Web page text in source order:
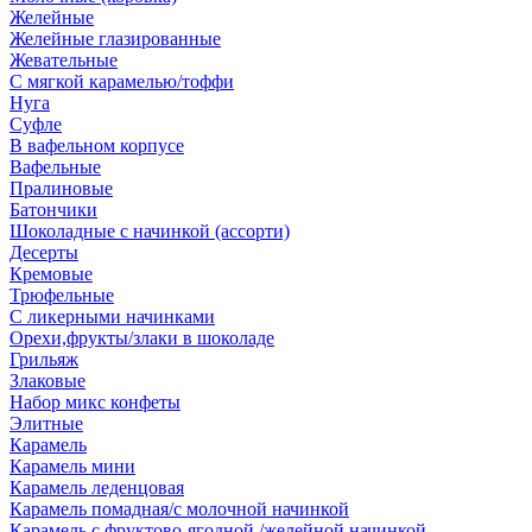
Желейные
Желейные глазированные
Жевательные
С мягкой карамелью/тоффи
Нуга
Суфле
В вафельном корпусе
Вафельные
Пралиновые
Батончики
Шоколадные с начинкой (ассорти)
Десерты
Кремовые
Трюфельные
С ликерными начинками
Орехи,фрукты/злаки в шоколаде
Грильяж
Злаковые
Набор микс конфеты
Элитные
Карамель
Карамель мини
Карамель леденцовая
Карамель помадная/с молочной начинкой